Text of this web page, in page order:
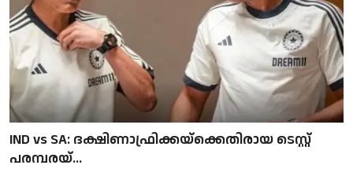
IND vs SA: ദക്ഷിണാഫ്രിക്കയ്‌ക്കെതിരായ ടെസ്റ്റ്
പരമ്പരയ്...